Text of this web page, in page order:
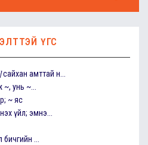
ҮГС
сайхан амттай н...
~, унь ~...
~ яс
үйл; эмнэ...
бичгийн ...